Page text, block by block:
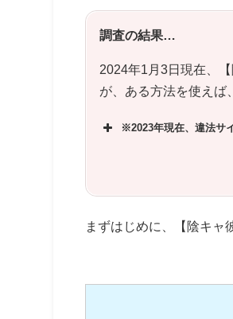
調査の結果…
2024年1月3日現在、【
が、ある方法を使えば
※2023年現在、違法サ
まずはじめに、【陰キャ